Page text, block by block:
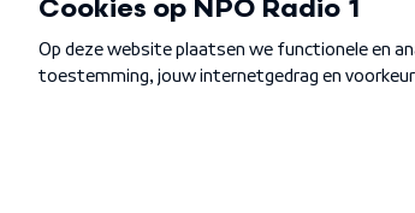
Algemene voorwaarden Privacybeleid